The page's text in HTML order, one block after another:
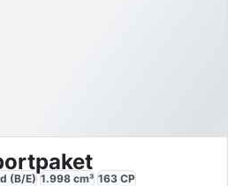
(B/E) 1.998 cm³ 163 CP